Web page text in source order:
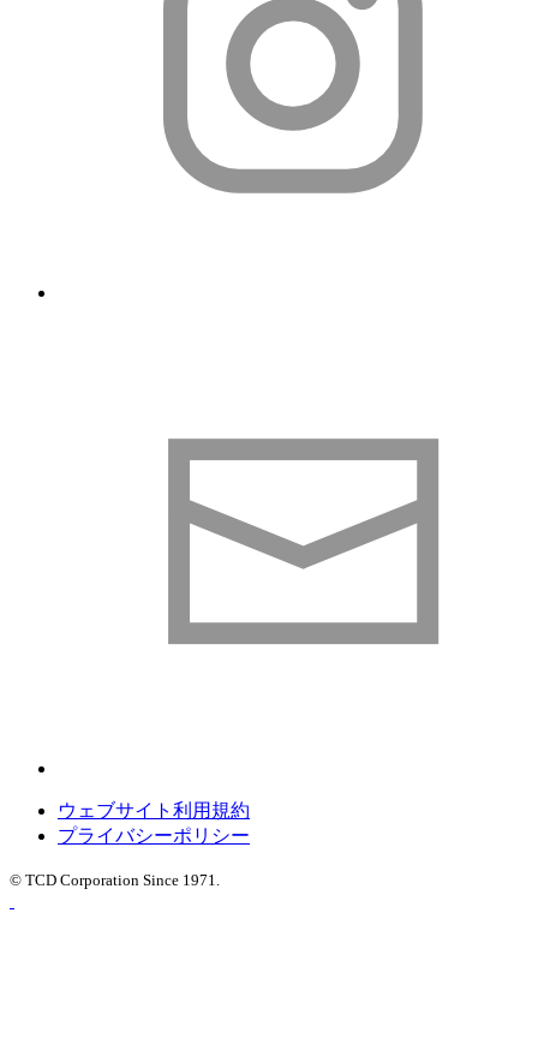
ウェブサイト利用規約
プライバシーポリシー
© TCD Corporation Since 1971.